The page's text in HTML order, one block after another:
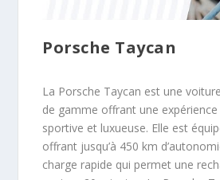
Porsche Taycan
La Porsche Taycan est une
de gamme offrant une
sportive et luxueuse. Elle est
offrant jusqu’à 450 km
charge rapide qui permet une